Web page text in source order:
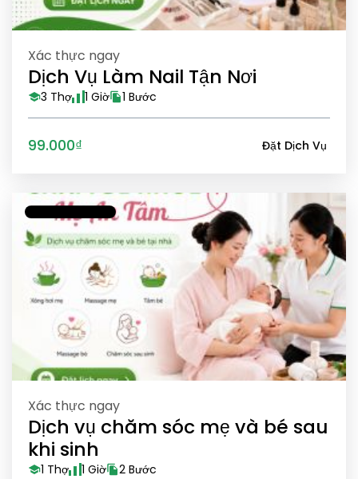
Xác thực ngay
Dịch Vụ Làm Nail Tận Nơi
3 Thợ 1 Giờ 1 Bước
99.000₫ Đặt Dịch Vụ
Xác thực ngay
Dịch vụ chăm sóc mẹ và bé sau
khi sinh
1 Thợ 1 Giờ 2 Bước